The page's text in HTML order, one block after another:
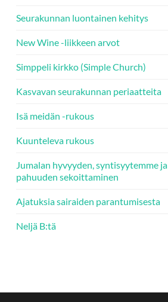
Seurakunnan luontainen kehitys
New Wine -liikkeen arvot
Simppeli kirkko (Simple Church)
Kasvavan seurakunnan periaatteita
Isä meidän -rukous
Kuunteleva rukous
Jumalan hyvyyden, syntisyytemme ja
pahuuden sekoittaminen
Ajatuksia sairaiden parantumisesta
Neljä B:tä